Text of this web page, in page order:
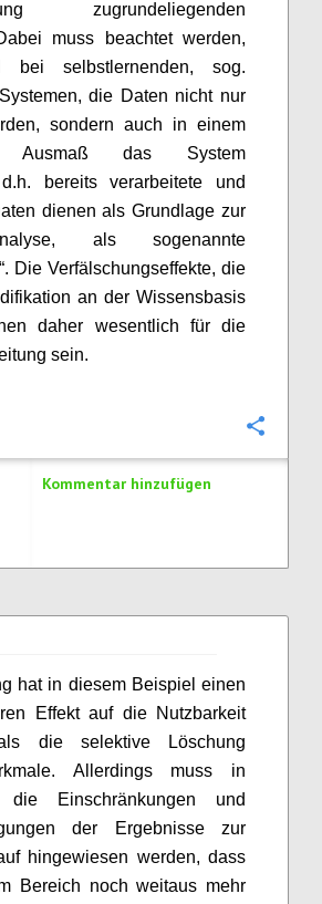
zugrundeliegenden
muss beachtet werden,
bei selbstlernenden, sog.
die Daten nicht nur
sondern auch in einem
Ausmaß das System
bereits verarbeitete und
dienen als Grundlage zur
als sogenannte
Die Verfälschungseffekte, die
an der Wissensbasis
daher wesentlich für die
sein.
Kommentar hinzufügen
hat in diesem Beispiel einen
Effekt auf die Nutzbarkeit
die selektive Löschung
Allerdings muss in
Einschränkungen und
der Ergebnisse zur
hingewiesen werden, dass
Bereich noch weitaus mehr